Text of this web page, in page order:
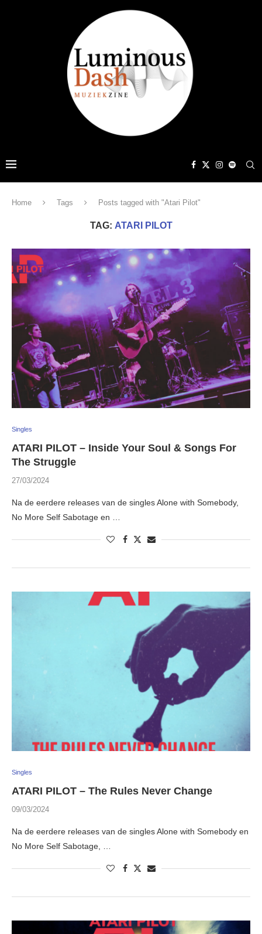
Home Tags Posts tagged with "Atari Pilot"
TAG: ATARI PILOT
Singles
ATARI PILOT – Inside Your Soul & Songs For
The Struggle
27/03/2024
Na de eerdere releases van de singles Alone with Somebody,
No More Self Sabotage en …
Singles
ATARI PILOT – The Rules Never Change
09/03/2024
Na de eerdere releases van de singles Alone with Somebody en
No More Self Sabotage, …